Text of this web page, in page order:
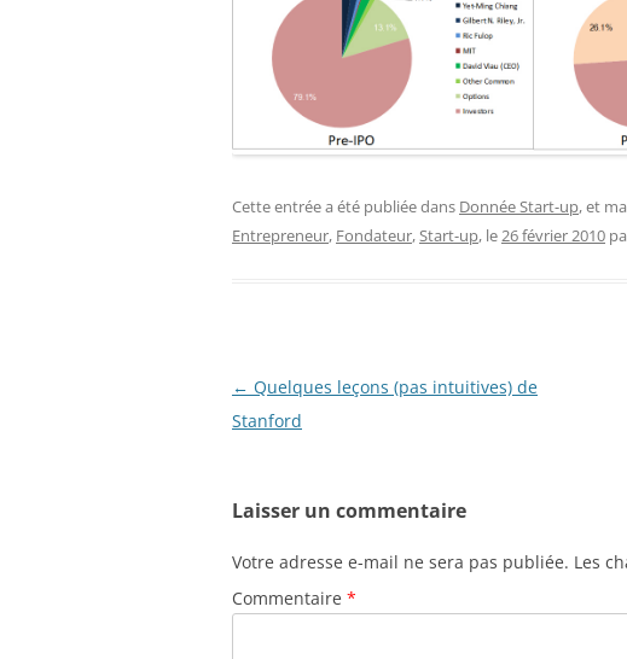
Cette entrée a été publiée dans Donnée Start-up, et
Entrepreneur, Fondateur,Start-up, le26 février 2010
Navigation
des
← Quelques leçons (pas intuitives) de
Stanford
Laisser un commentaire
Votre adresse e-mail ne sera pas publiée. Les
Commentaire *